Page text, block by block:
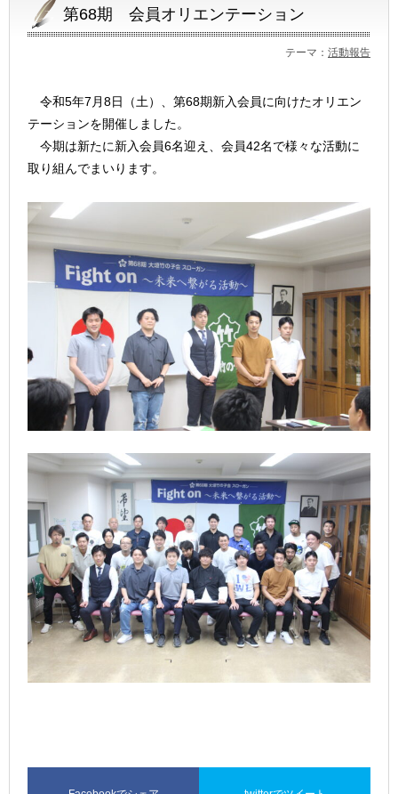
第68期 会員オリエンテーション
テーマ： 活動報告
令和5年7月8日（土）、第68期新入会員に向けたオリエン
テーションを開催しました。
今期は新たに新入会員6名迎え、会員42名で様々な活動に
取り組んでまいります。